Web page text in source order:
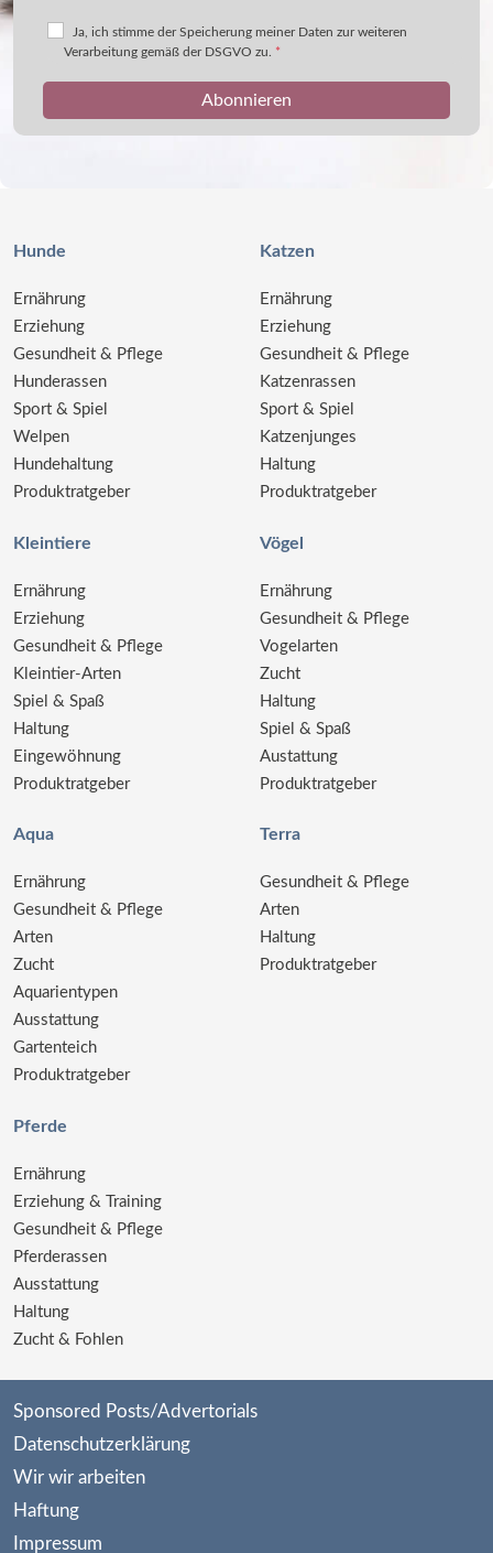
Ja, ich stimme der Speicherung meiner Daten zur weiteren
Verarbeitung gemäß der DSGVO zu. *
Hunde
Ernährung
Erziehung
Gesundheit & Pflege
Hunderassen
Sport & Spiel
Welpen
Hundehaltung
Produktratgeber
Katzen
Ernährung
Erziehung
Gesundheit & Pflege
Katzenrassen
Sport & Spiel
Katzenjunges
Haltung
Produktratgeber
Kleintiere
Ernährung
Erziehung
Gesundheit & Pflege
Kleintier-Arten
Spiel & Spaß
Haltung
Eingewöhnung
Produktratgeber
Vögel
Ernährung
Gesundheit & Pflege
Vogelarten
Zucht
Haltung
Spiel & Spaß
Austattung
Produktratgeber
Aqua
Ernährung
Gesundheit & Pflege
Arten
Zucht
Aquarientypen
Ausstattung
Gartenteich
Produktratgeber
Terra
Gesundheit & Pflege
Arten
Haltung
Produktratgeber
Pferde
Ernährung
Erziehung & Training
Gesundheit & Pflege
Pferderassen
Ausstattung
Haltung
Zucht & Fohlen
Sponsored Posts/Advertorials
Datenschutzerklärung
Wir wir arbeiten
Haftung
Impressum